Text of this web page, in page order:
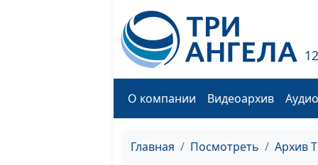
О компании Видеоархив
Главная Посмотреть Архив